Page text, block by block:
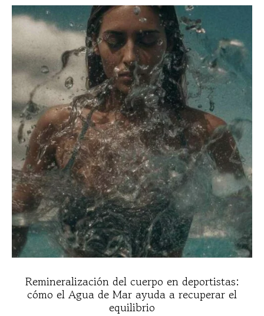
Remineralización del cuerpo en deportistas:
cómo el Agua de Mar ayuda a recuperar el
equilibrio